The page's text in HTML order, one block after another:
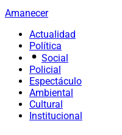
Amanecer
Actualidad
Política
Social
Policial
Espectáculo
Ambiental
Cultural
Institucional